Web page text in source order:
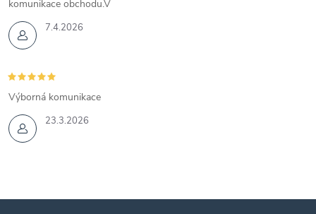
7.4.2026
komunikace obchodu.V
23.3.2026
Výborná komunikace